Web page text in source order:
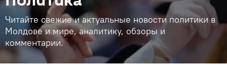
Читайте свежие и актуальные новости политики в
Молдове и мире, аналитику, обзоры и
комментарии.